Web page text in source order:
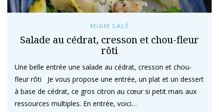
MIAM SALÉ
Salade au cédrat, cresson et chou-fleur
rôti
Une belle entrée une salade au cédrat, cresson et chou-
fleur rôti Je vous propose une entrée, un plat et un dessert
à base de cédrat, ce gros citron au cœur si petit mais aux
ressources multiples. En entrée, voici…